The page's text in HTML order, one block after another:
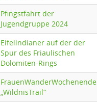
Pfingstfahrt der
Jugendgruppe 2024
Eifelindianer auf der der
Spur des Friaulischen
Dolomiten-Rings
FrauenWanderWochenende
„WildnisTrail“